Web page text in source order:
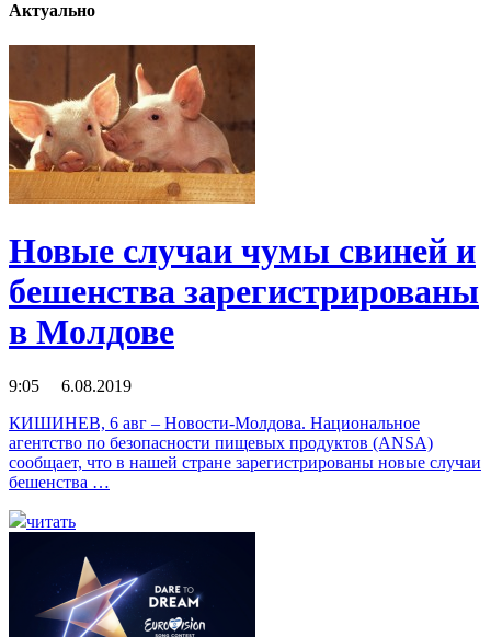
Актуально
Новые случаи чумы свиней и
бешенства зарегистрированы
в Молдове
9:05 6.08.2019
КИШИНЕВ, 6 авг – Новости-Молдова. Национальное
агентство по безопасности пищевых продуктов (ANSA)
сообщает, что в нашей стране зарегистрированы новые случаи
бешенства …
читать